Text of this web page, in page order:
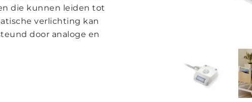
die kunnen leiden tot
verlichting kan
door analoge en